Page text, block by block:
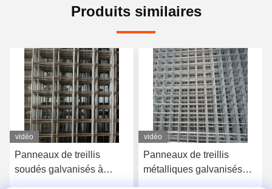
Produits similaires
vidéo
Panneaux de treillis
métalliques galvanisés
vidéo
Panneaux de treillis
métallique soudé